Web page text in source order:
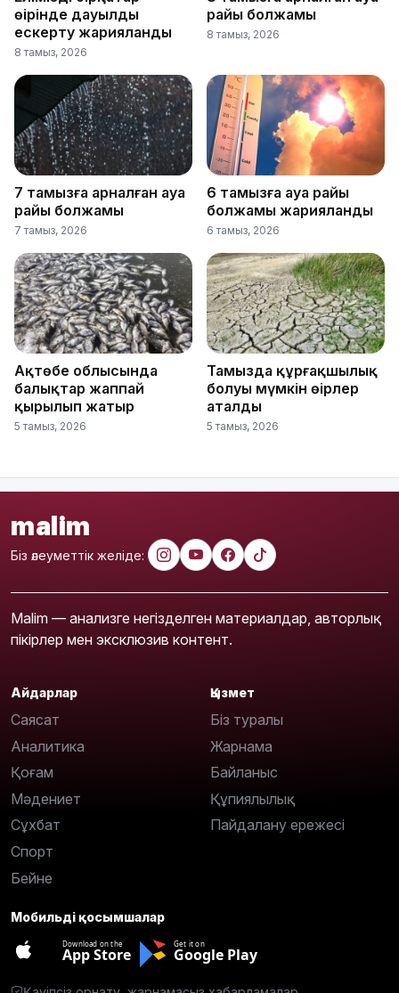
өңірінде дауылды
ескерту жарияланды
8 тамыз, 2026
райы болжамы
8 тамыз, 2026
7 тамызға арналған ауа
райы болжамы
7 тамыз, 2026
6 тамызға ауа райы
болжамы жарияланды
6 тамыз, 2026
Ақтөбе облысында
балықтар жаппай
қырылып жатыр
5 тамыз, 2026
Тамызда құрғақшылық
болуы мүмкін өңірлер
аталды
5 тамыз, 2026
malim
Біз әлеуметтік желіде:
Malim — анализге негізделген материалдар, авторлық
пікірлер мен эксклюзив контент.
Айдарлар
Саясат
Аналитика
Қоғам
Мәдениет
Сұхбат
Спорт
Бейне
Қызмет
Біз туралы
Жарнама
Байланыс
Құпиялылық
Пайдалану ережесі
Мобильді қосымшалар
Download on the
App Store
Get it on
Google Play